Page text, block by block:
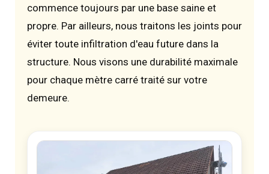
commence toujours par une base saine et
propre. Par ailleurs, nous traitons les joints pour
éviter toute infiltration d'eau future dans la
structure. Nous visons une durabilité maximale
pour chaque mètre carré traité sur votre
demeure.